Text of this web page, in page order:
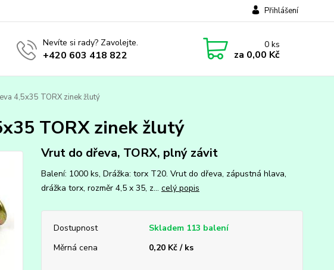
Přihlášení
Nevíte si rady? Zavolejte.
+420 603 418 822
0ks
za 0,00 Kč
4,5x35 TORX zinek žlutý
TORX zinek žlutý
Vrut do dřeva, TORX, plný závit
Balení: 1000 ks, Drážka: torx T20. Vrut do dřeva, zápustná hlava,
drážka torx, rozměr 4,5 x 35, z... celý popis
Dostupnost
Skladem 113 balení
Měrná cena
0,20 Kč / ks